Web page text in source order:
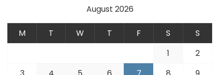
August 2026
M T W T F S
S
1
2